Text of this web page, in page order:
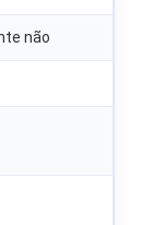
não